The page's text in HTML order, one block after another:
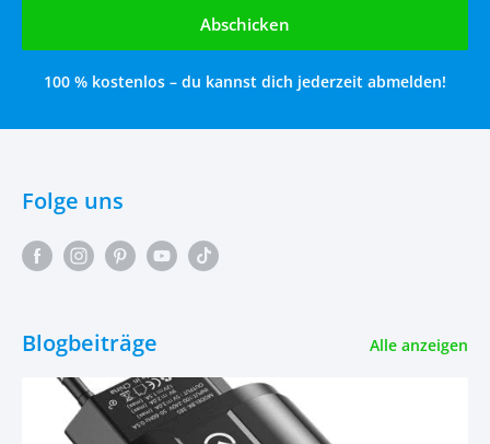
Abschicken
100 % kostenlos – du kannst dich jederzeit abmelden!
Folge uns
Blogbeiträge Alle anzeigen